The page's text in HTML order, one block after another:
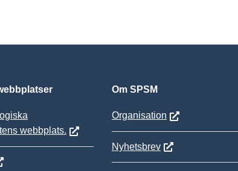
webbplats.
Om SPSM
Organisation
Nyhetsbrev